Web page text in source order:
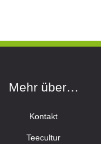
Mehr über…
Kontakt
Teecultur